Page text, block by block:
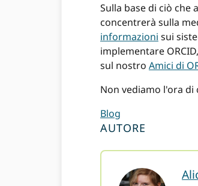
Sulla base di ciò
concentrerà sulla
informazioni sui
implementare
sul nostro Amici di
Non vediamo l'ora
Blog
AUTORE